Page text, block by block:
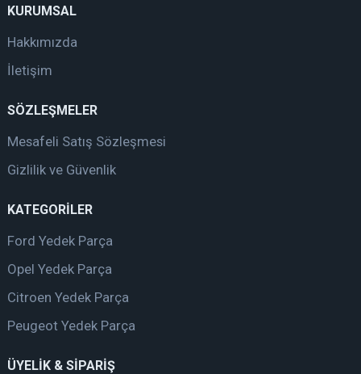
KURUMSAL
Hakkımızda
İletişim
SÖZLEŞMELER
Mesafeli Satış Sözleşmesi
Gizlilik ve Güvenlik
KATEGORİLER
Ford Yedek Parça
Opel Yedek Parça
Citroen Yedek Parça
Peugeot Yedek Parça
ÜYELİK & SİPARİŞ